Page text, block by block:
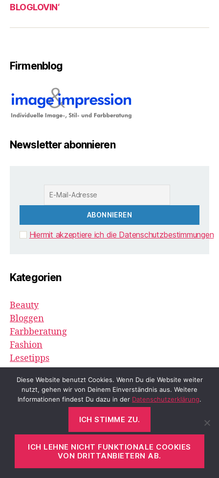
BLOGLOVIN‘
Firmenblog
Newsletter abonnieren
Hiermit akzeptiere ich die Datenschutzbestimmungen
Kategorien
Beauty
Bloggen
Farbberatung
Fashion
Lesetipps
Minimalismus
Outfits
Stilberatung
Ines Meyrose
Diese Website benutzt Cookies. Wenn Du die Website weiter
nutzt, gehen wir von Deinem Einverständnis aus. Weitere
Informationen findest Du dazu in der Datenschutzerklärung.
ICH STIMME ZU.
ICH LEHNE NICHT FUNKTIONALE COOKIES
VON DRITTANBIETERN AB.